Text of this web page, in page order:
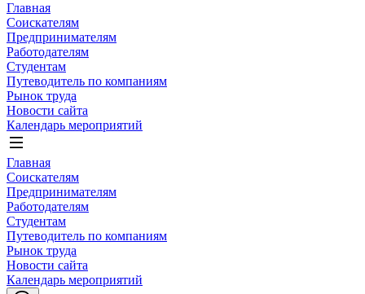
Главная
Соискателям
Предпринимателям
Работодателям
Студентам
Путеводитель по компаниям
Рынок труда
Новости сайта
Календарь мероприятий
Главная
Соискателям
Предпринимателям
Работодателям
Студентам
Путеводитель по компаниям
Рынок труда
Новости сайта
Календарь мероприятий